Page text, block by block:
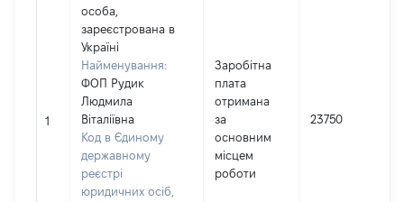
1
особа,
зареєстрована в
Україні
Найменування:
ФОП Рудик
Людмила
Віталіївна
Код в Єдиному
державному
реєстрі
юридичних осіб,
Заробітна
плата
отримана
за
основним
місцем
роботи
23750